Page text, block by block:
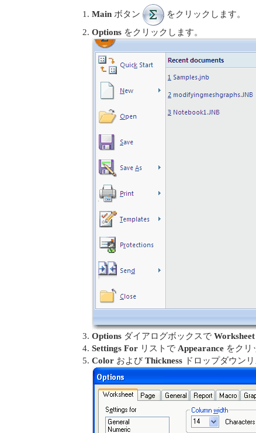
Main ボタン
をクリックします。
Options をクリックします。
Options ダイアログボックスで Worksheet
Settings For リストで Appearance をクリ
Color および Thickness ドロップダウン